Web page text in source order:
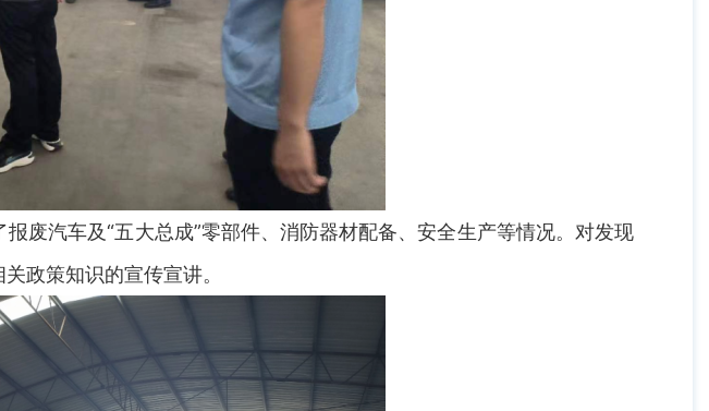
汽车及“五大总成”零部件、消防器材配备、安全生产等情况。对发现
政策知识的宣传宣讲。